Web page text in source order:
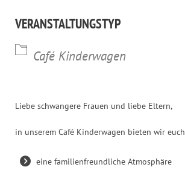
VERANSTALTUNGSTYP
Café Kinderwagen
Liebe schwangere Frauen und liebe Eltern,
in unserem Café Kinderwagen bieten wir euch
eine familienfreundliche Atmosphäre